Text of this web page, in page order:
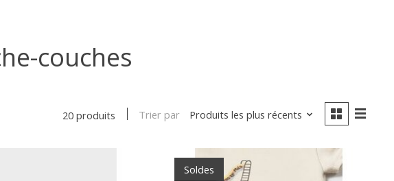
couches
20 produits Trier par Produits les plus récents
Soldes